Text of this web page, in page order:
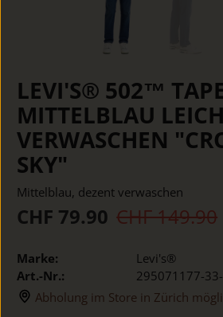
LEVI'S® 502™
MITTELBLAU
VERWASCHEN
SKY"
Mittelblau, dezent verwaschen
CHF 79.90 CHF 149.90
Marke:
Levi's®
Art.-Nr.:
295071177-
Abholung im Store in Zürich